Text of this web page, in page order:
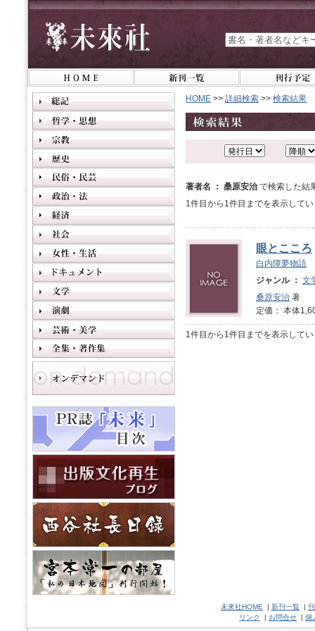
HOME >> 詳細検索 >> 検索結果
著者名 ： 桑原安治で検索した結
1件目から1件目までを表示して
眼とこころ
白内障夢物語
ジャンル ： 文
桑原安治 著
定価： 本体
1件目から1件目までを表示して
未來社HOME | 新刊一覧 |
リンク
| お問合せ | 個